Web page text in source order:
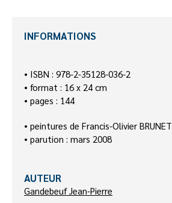
INFORMATIONS
• ISBN : 978-2-35128-036-2
• format : 16 x 24 cm
• pages : 144
• peintures de Francis-Olivier BRUNET
• parution : mars 2008
AUTEUR
Gandebeuf Jean-Pierre